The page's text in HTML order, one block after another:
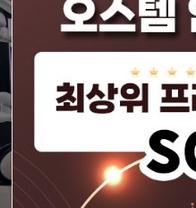
정성과 소
새이치